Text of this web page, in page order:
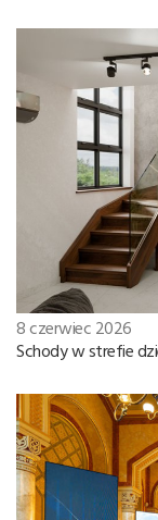
8 czerwiec 2026
Schody w strefie